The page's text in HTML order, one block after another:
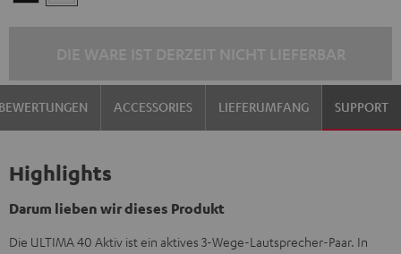
ACCESSORIES LIEFERUMFANG SUPPORT
Highlights
Darum lieben wir dieses Produkt
Die ULTIMA 40 Aktiv ist ein aktives 3-Wege-Lautsprecher-Paar. In